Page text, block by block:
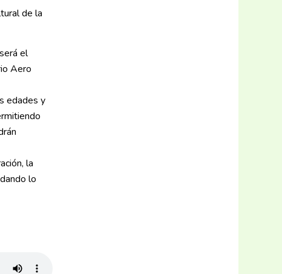
de la
el
Aero
edades y
la
lo